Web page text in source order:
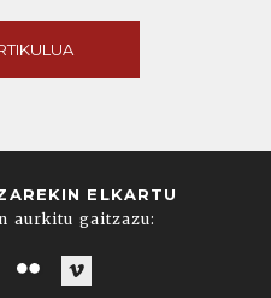
ELKARTU
aurkitu gaitzazu: